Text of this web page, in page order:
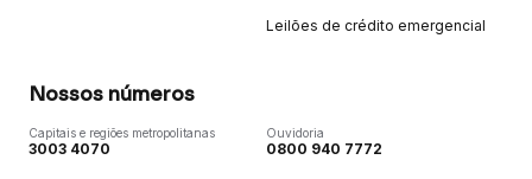
Leilões de crédito emergencial
Nossos números
Capitais e regiões metropolitanas
3003 4070
Ouvidoria
0800 940 7772